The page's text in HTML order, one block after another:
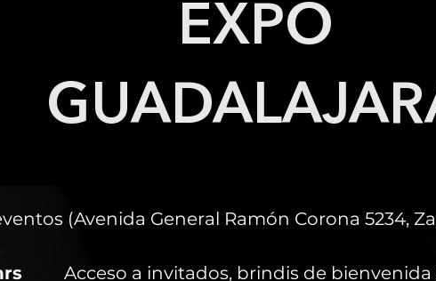
EXPO
(Avenida General Ramón Corona 5234,
Acceso a invitados, brindis de